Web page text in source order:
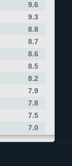
9.6
9.3
8.8
8.7
8.6
8.5
8.2
7.9
7.8
7.5
7.0